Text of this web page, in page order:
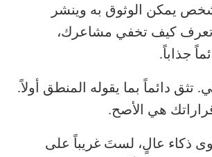
يمكن الوثوق به وينشر
تعرف كيف تخفي مشاعرك،
جذاباً.
تثق دائماً بما يقوله المنطق أولاً.
هي الأصح.
ذكاء عالٍ، لستَ غريباً على